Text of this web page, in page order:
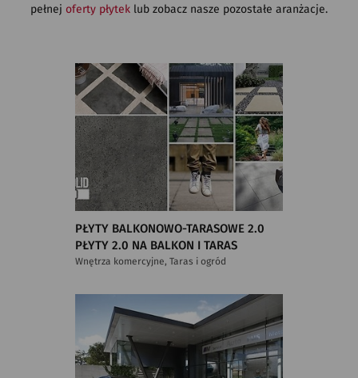
pełnej oferty płytek lub zobacz nasze pozostałe aranżacje.
PŁYTY BALKONOWO-TARASOWE 2.0
PŁYTY 2.0 NA BALKON I TARAS
Wnętrza komercyjne, Taras i ogród